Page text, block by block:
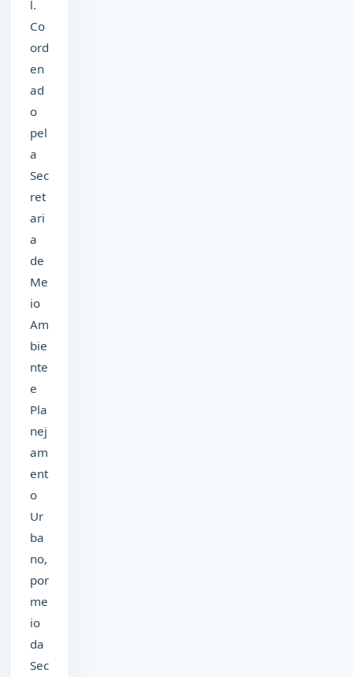
l.
Co
ord
en
ad
o
pel
a
Sec
ret
ari
a
de
Me
io
Am
bie
nte
e
Pla
nej
am
ent
o
Ur
ba
no,
por
me
io
da
Sec